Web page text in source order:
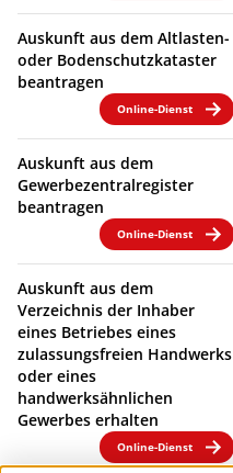
Auskunft aus dem Altlasten-
oder Bodenschutzkataster
beantragen
Online-Dienst
Auskunft aus dem
Gewerbezentralregister
beantragen
Online-Dienst
Auskunft aus dem
Verzeichnis der Inhaber
eines Betriebes eines
zulassungsfreien Handwerks
oder eines
handwerksähnlichen
Gewerbes erhalten
Online-Dienst